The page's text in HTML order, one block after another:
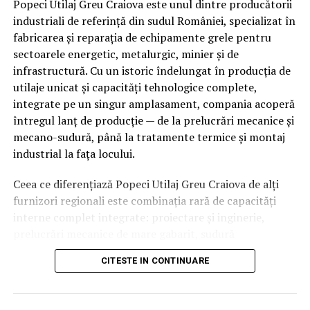
Centralele GPL vin cu o serie de avantaje semnificative
care le fac o alegere excelentă pentru multe gospodării
din România:
Independență energetică
Dacă locuiești într-o zonă fără acces la rețeaua de gaz
natural, o centrală GPL este o soluție viabilă. Nu mai
depinzi de infrastructura publică, iar aprovizionarea cu
Eficiență ridicată
traduce prin facturi mai mici la energie.
Ecologic și curat
Popeci Utilaj Greu Craiova este unul dintre producătorii
industriali de referință din sudul României, specializat în
fabricarea și reparația de echipamente grele pentru
sectoarele energetic, metalurgic, minier și de
infrastructură. Cu un istoric îndelungat în producția de
utilaje unicat și capacități tehnologice complete,
integrate pe un singur amplasament, compania acoperă
întregul lanț de producție — de la prelucrări mecanice și
mecano-sudură, până la tratamente termice și montaj
industrial la fața locului.
Ceea ce diferențiază Popeci Utilaj Greu Craiova de alți
furnizori regionali este combinația rară de capacități
interne complet integrate: proiectare și inginerie,
specializată, tratamente termice proprii, laboratoare de
testare și un parc industrial dedicat producției unicat.
CITESTE IN CONTINUARE